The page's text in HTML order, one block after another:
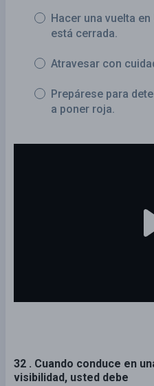
Hacer una vuelta
está cerrada.
Atravesar con
Prepárese para
a poner roja.
32 . Cuando conduce en
visibilidad, usted debe